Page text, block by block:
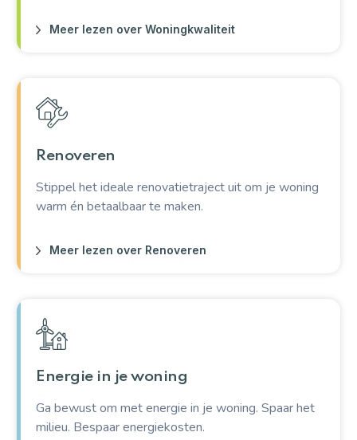
Meer lezen over Woningkwaliteit
Renoveren
Stippel het ideale renovatietraject uit om je woning
warm én betaalbaar te maken.
Meer lezen over Renoveren
Energie in je woning
Ga bewust om met energie in je woning. Spaar het
milieu. Bespaar energiekosten.